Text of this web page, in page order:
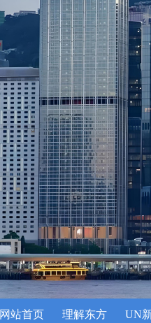
网站首页 理解东方 UN